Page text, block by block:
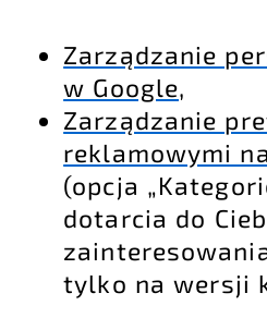
Zarządzanie
w Google,
Zarządzanie
reklamowymi
(opcja
dotarcia do
tylko na wersji